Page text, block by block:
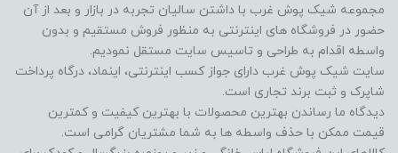
مجموعه شیک پوش غرب با داشتن سالیان تجربه در بازار و بعد از آن
حضور در فروشگاه های اینترنتی به منظور فروش مستقیم و بدون
واسطه اقدام به طراحی و تاسیس سایت مستقل نمودیم.
سایت شیک پوش غرب دارای جواز کسب اینترنتی، اینماد، درگاه پرداخت
شاپرک و ثبت برند تجاری است.
دیدگاه ما رساندن بهترین محصولات با بهترین کیفیت و کمترین
قیمت ممکن با حذف واسطه ها به شما مشتریان گرامی است.